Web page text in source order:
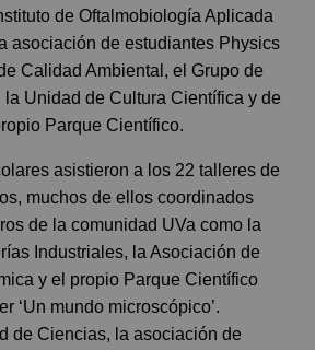
de Oftalmobiología Aplicada
asociación de estudiantes Physics
Calidad Ambiental, el Grupo de
la Unidad de Cultura Científica y de
Parque Científico.
asistieron a los 22 talleres de
muchos de ellos coordinados
de la comunidad UVa como la
Industriales, la Asociación de
y el propio Parque Científico
‘Un mundo microscópico’.
de Ciencias, la asociación de